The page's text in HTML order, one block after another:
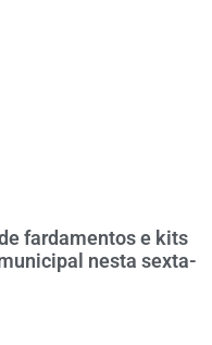
fardamentos e kits
nesta sexta-